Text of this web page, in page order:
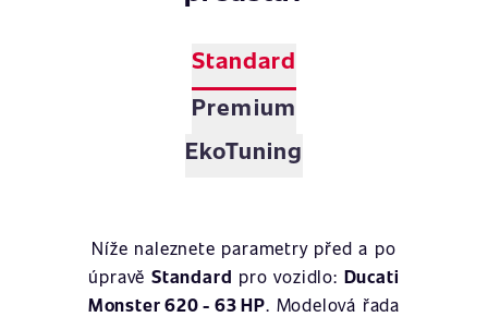
Standard
Premium
EkoTuning
Níže naleznete parametry před a po
úpravěStandard pro vozidlo: Ducati
Monster 620 - 63 HP. Modelová řada